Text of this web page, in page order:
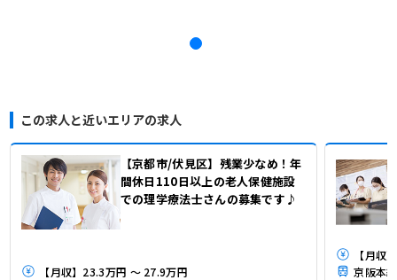
この求人と近いエリアの求人
【京都市/伏見区】残業少なめ！年
間休日110日以上の老人保健施設
での理学療法士さんの募集です♪
【月収】23.3万円 ～ 27.9万円
【月収
京阪本